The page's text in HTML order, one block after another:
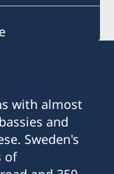
with almost
and
Sweden's
of